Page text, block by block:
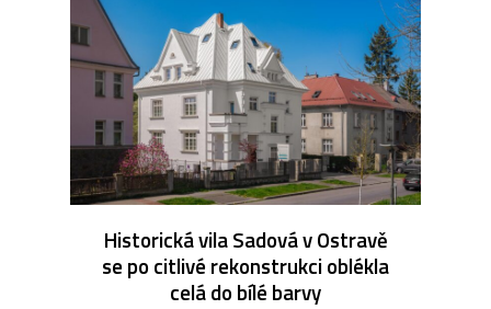
Historická vila Sadová v Ostravě
se po citlivé rekonstrukci oblékla
celá do bílé barvy